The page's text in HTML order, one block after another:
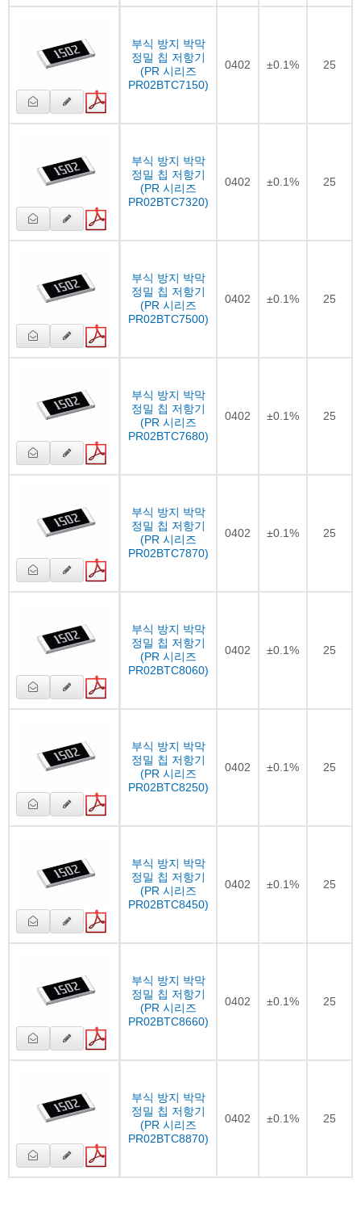
부식 방지 박막
정밀 칩 저항기
(PR 시리즈
PR02BTC7150)
0402 ±0.1% 25
부식 방지 박막
정밀 칩 저항기
(PR 시리즈
PR02BTC7320)
0402 ±0.1% 25
부식 방지 박막
정밀 칩 저항기
(PR 시리즈
PR02BTC7500)
0402 ±0.1% 25
부식 방지 박막
정밀 칩 저항기
(PR 시리즈
PR02BTC7680)
0402 ±0.1% 25
부식 방지 박막
정밀 칩 저항기
(PR 시리즈
PR02BTC7870)
0402 ±0.1% 25
부식 방지 박막
정밀 칩 저항기
(PR 시리즈
PR02BTC8060)
0402 ±0.1% 25
부식 방지 박막
정밀 칩 저항기
(PR 시리즈
PR02BTC8250)
0402 ±0.1% 25
부식 방지 박막
정밀 칩 저항기
(PR 시리즈
PR02BTC8450)
0402 ±0.1% 25
부식 방지 박막
정밀 칩 저항기
(PR 시리즈
PR02BTC8660)
0402 ±0.1% 25
부식 방지 박막
정밀 칩 저항기
(PR 시리즈
PR02BTC8870)
0402 ±0.1% 25